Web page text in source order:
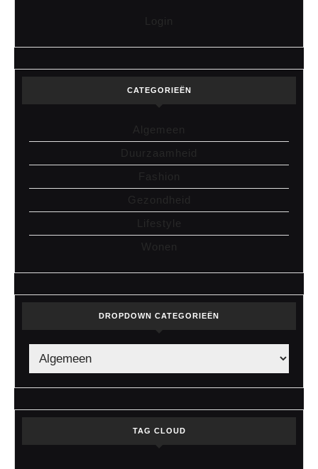
Login
CATEGORIEËN
Algemeen
Duurzaamheid
Fashion
Gezondheid
Lifestyle
Wonen
DROPDOWN CATEGORIEËN
TAG CLOUD